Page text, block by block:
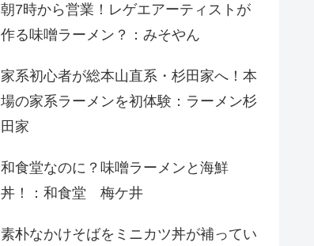
朝7時から営業！レゲエアーティストが
作る味噌ラーメン？：みそやん
家系初心者が総本山直系・杉田家へ！本
場の家系ラーメンを初体験：ラーメン杉
田家
和食堂なのに？味噌ラーメンと海鮮
丼！：和食堂 梅ケ井
素朴なかけそばをミニカツ丼が補ってい